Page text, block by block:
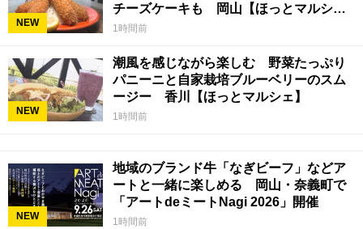
NEW
チーズケーキも 岡山【ほっとマルシ
ェ】
1時間前
NEW
潮風を感じながら楽しむ 野菜たっぷり
パニーニと自家栽培ブルーベリーのスム
ージー 香川【ほっとマルシェ】
1時間前
NEW
地域のブランド牛「なぎビーフ」などア
ートと一緒に楽しめる 岡山・奈義町で
「アートdeミートNagi 2026」開催
1時間前